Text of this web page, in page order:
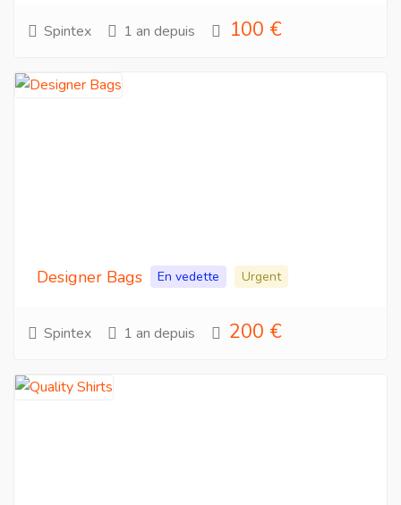
Spintex 1 an depuis 100 €
Designer Bags En vedette Urgent
Spintex 1 an depuis 200 €